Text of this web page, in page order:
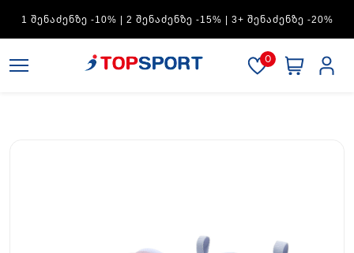
ᲨᲔᲜᲐᲫᲔᲜᲖᲔ -30%
0